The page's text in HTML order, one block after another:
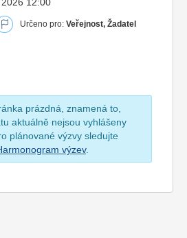
Určeno pro: Veřejnost, Žadatel
prázdná, znamená to,
aktuálně nejsou vyhlášeny
plánované výzvy sledujte
výzev.